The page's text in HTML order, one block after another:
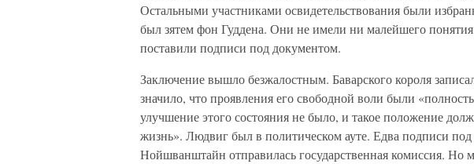
Остальными участниками освидетельствования были
был зятем фон Гуддена. Они не имели ни малейшего
поставили подписи под документом.
Заключение вышло безжалостным. Баварского короля
значило, что проявления его свободной воли были
улучшение этого состояния не было, и такое положение
жизнь». Людвиг был в политическом ауте. Едва подписи
Нойшванштайн отправилась государственная комиссия.